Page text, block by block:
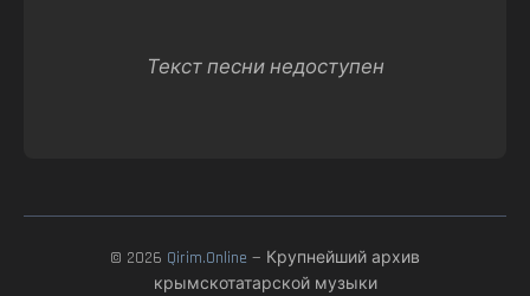
Текст песни недоступен
© 2026 Qirim.Online — Крупнейший архив
крымскотатарской музыки